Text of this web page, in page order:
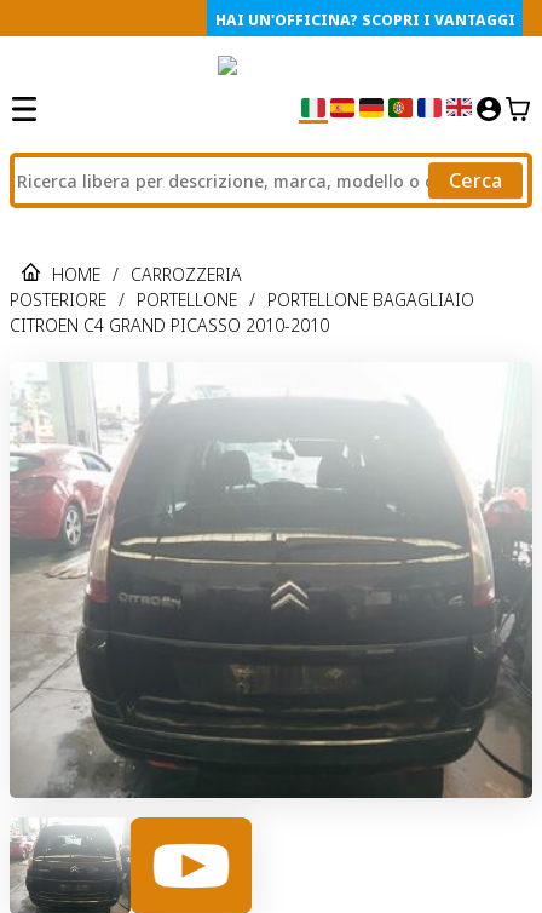
HAI UN'OFFICINA? SCOPRI I VANTAGGI
Cerca
HOME / CARROZZERIA
POSTERIORE / PORTELLONE / PORTELLONE BAGAGLIAIO
CITROEN C4 GRAND PICASSO 2010-2010